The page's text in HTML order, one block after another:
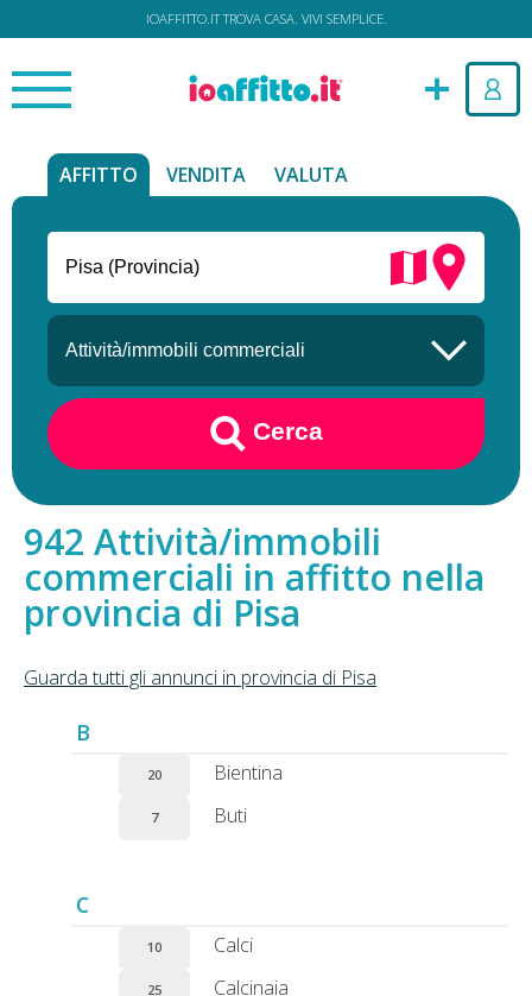
IOAFFITTO.IT TROVA CASA. VIVI SEMPLICE.
AFFITTO VENDITA VALUTA
Cerca
Attività/immobili
commerciali in affitto nella
provincia di Pisa
Guarda tutti gli annunci in provincia di Pisa
B
20 Bientina
7 Buti
C
10 Calci
25 Calcinaia